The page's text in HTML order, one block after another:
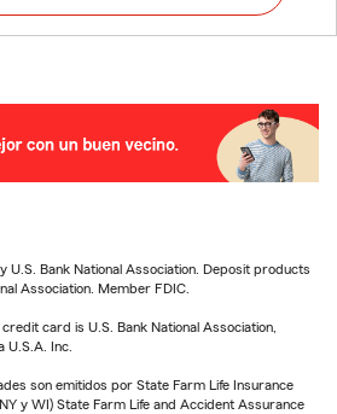
U.S. Bank National Association. Deposit products
Association. Member FDIC.
card is U.S. Bank National Association,
U.S.A. Inc.
son emitidos por State Farm Life Insurance
y WI) State Farm Life and Accident Assurance